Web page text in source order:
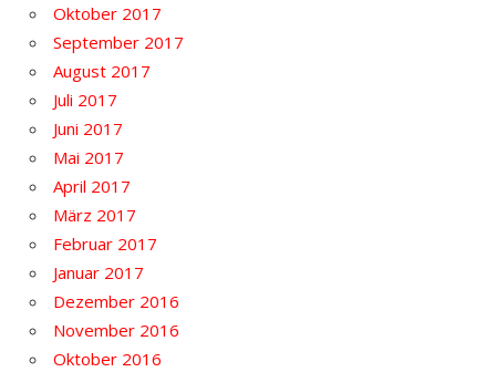
Oktober 2017
September 2017
August 2017
Juli 2017
Juni 2017
Mai 2017
April 2017
März 2017
Februar 2017
Januar 2017
Dezember 2016
November 2016
Oktober 2016